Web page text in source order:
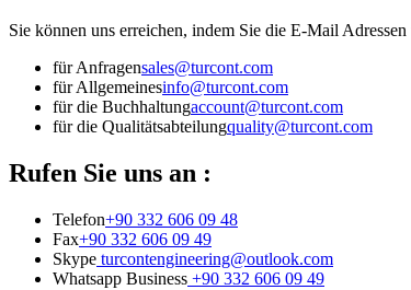
Sie können uns erreichen, indem Sie die E-Mail
für Anfragensales@turcont.com
für Allgemeinesinfo@turcont.com
für die Buchhaltungaccount@turcont.com
für die Qualitätsabteilungquality@turcont.com
Rufen Sie uns an :
Telefon+90 332 606 09 48
Fax+90 332 606 09 49
Skype turcontengineering@outlook.com
Whatsapp Business +90 332 606 09 49